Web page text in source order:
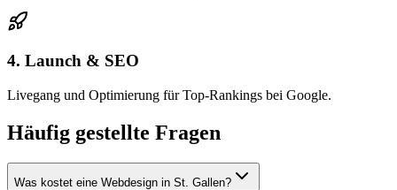
4. Launch & SEO
Livegang und Optimierung für Top-Rankings bei Google.
Häufig gestellte Fragen
Was kostet eine Webdesign in St. Gallen?